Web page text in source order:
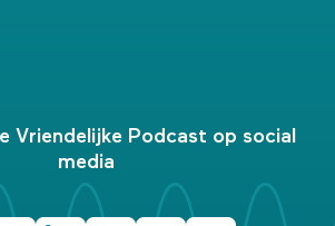
Vriendelijke Podcast op social
media